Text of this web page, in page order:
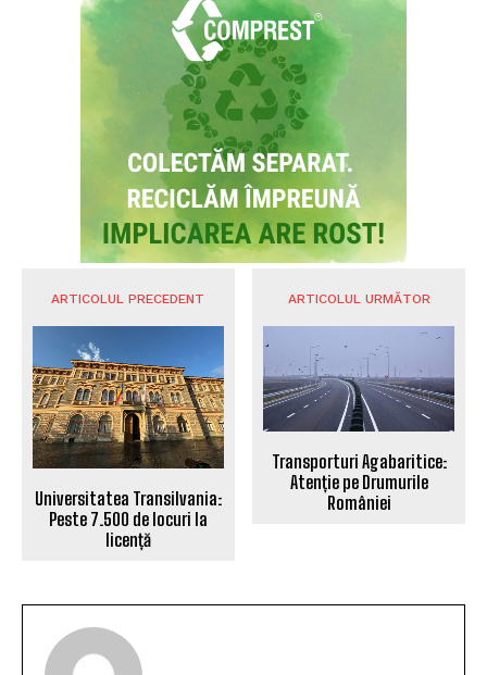
ARTICOLUL PRECEDENT
Universitatea Transilvania:
Peste 7.500 de locuri la
licență
ARTICOLUL URMĂTOR
Transporturi Agabaritice:
Atenție pe Drumurile
României